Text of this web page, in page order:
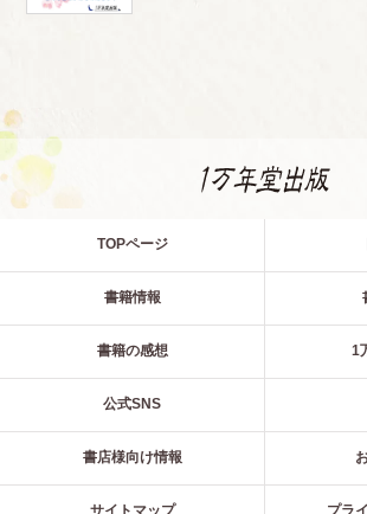
TOPページ
書籍情報
書籍の感想 1
公式SNS
書店様向け情報